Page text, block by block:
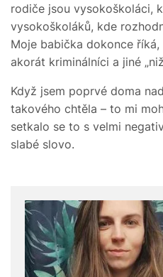
rodiče jsou vysokoškoláci,
vysokoškoláků, kde
Moje babička dokonce
akorát kriminálníci a jiné
Když jsem poprvé doma
takového chtěla – to mi
setkalo se to s velmi
slabé slovo.